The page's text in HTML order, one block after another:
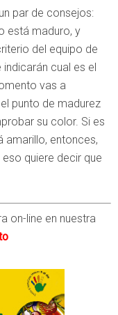
par de consejos:
está maduro, y
del equipo de
indicarán cual es el
vas a
punto de madurez
su color. Si es
amarillo, entonces,
quiere decir que
on-line en nuestra